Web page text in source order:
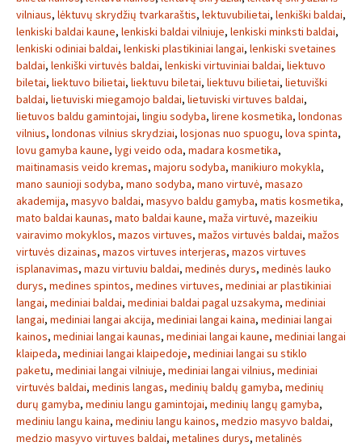
vilniaus, lėktuvų skrydžių tvarkaraštis, lektuvubilietai, lenkiški baldai,
lenkiski baldai kaune, lenkiski baldai vilniuje, lenkiski minksti baldai,
lenkiski odiniai baldai, lenkiski plastikiniai langai, lenkiski svetaines
baldai, lenkiški virtuvės baldai, lenkiski virtuviniai baldai, liektuvo
biletai, liektuvo bilietai, liektuvu biletai, liektuvu bilietai, lietuviški
baldai, lietuviski miegamojo baldai, lietuviski virtuves baldai,
lietuvos baldu gamintojai, lingiu sodyba, lirene kosmetika, londonas
vilnius, londonas vilnius skrydziai, losjonas nuo spuogu, lova spinta,
lovu gamyba kaune, lygi veido oda, madara kosmetika,
maitinamasis veido kremas, majoru sodyba, manikiuro mokykla,
mano saunioji sodyba, mano sodyba, mano virtuvė, masazo
akademija, masyvo baldai, masyvo baldu gamyba, matis kosmetika,
mato baldai kaunas, mato baldai kaune, maža virtuvė, mazeikiu
vairavimo mokyklos, mazos virtuves, mažos virtuvės baldai, mažos
virtuvės dizainas, mazos virtuves interjeras, mazos virtuves
isplanavimas, mazu virtuviu baldai, medinės durys, medinės lauko
durys, medines spintos, medines virtuves, mediniai ar plastikiniai
langai, mediniai baldai, mediniai baldai pagal uzsakyma, mediniai
langai, mediniai langai akcija, mediniai langai kaina, mediniai langai
kainos, mediniai langai kaunas, mediniai langai kaune, mediniai langai
klaipeda, mediniai langai klaipedoje, mediniai langai su stiklo
paketu, mediniai langai vilniuje, mediniai langai vilnius, mediniai
virtuvės baldai, medinis langas, medinių baldų gamyba, medinių
durų gamyba, mediniu langu gamintojai, medinių langų gamyba,
mediniu langu kaina, mediniu langu kainos, medzio masyvo baldai,
medzio masyvo virtuves baldai, metalines durys, metalinės